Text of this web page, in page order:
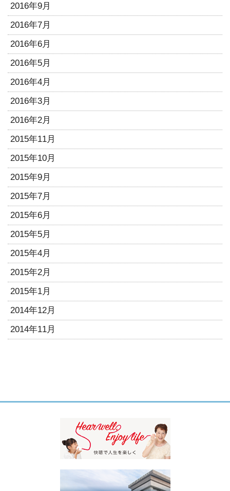
2016年9月
2016年7月
2016年6月
2016年5月
2016年4月
2016年3月
2016年2月
2015年11月
2015年10月
2015年9月
2015年7月
2015年6月
2015年5月
2015年4月
2015年2月
2015年1月
2014年12月
2014年11月